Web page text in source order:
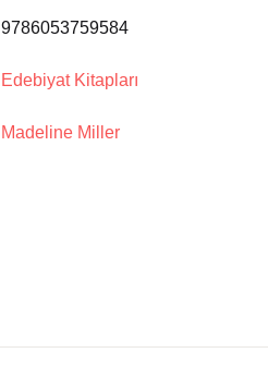
9786053759584
Edebiyat Kitapları
Madeline Miller